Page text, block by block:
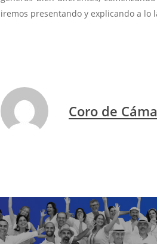
iremos presentando y explicando a lo
Coro de